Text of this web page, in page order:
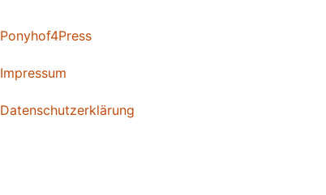
Ponyhof4Press
Impressum
Datenschutzerklärung